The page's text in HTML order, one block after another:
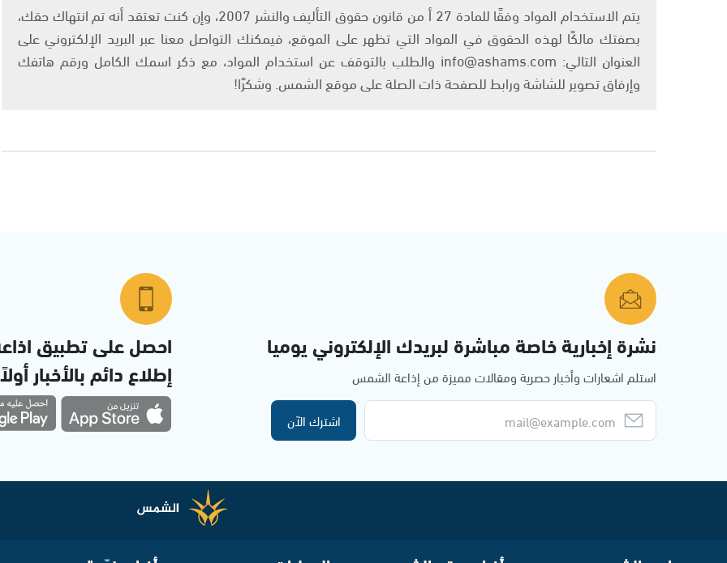
يتم الاستخدام المواد وفقًا للمادة 27 أ من قانون حقوق التأليف والنشر 2007، وإن كنت تعتقد أنه تم انتهاك حقك،
بصفتك مالكًا لهذه الحقوق في المواد التي تظهر على الموقع، فيمكنك التواصل معنا عبر البريد الإلكتروني على
العنوان التالي: info@ashams.com والطلب بالتوقف عن استخدام المواد، مع ذكر اسمك الكامل ورقم هاتفك
وإرفاق تصوير للشاشة ورابط للصفحة ذات الصلة على موقع الشمس. وشكرًا!
نشرة إخبارية خاصة مباشرة لبريدك الإلكتروني يوميا
استلم اشعارات وأخبار حصرية ومقالات مميزة من إذاعة الشمس
اشترك الآن
احصل على تطبيق
إطلاع دائم بالأخبار